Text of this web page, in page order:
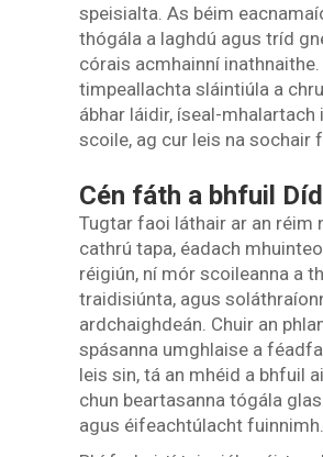
speisialta. As béim
thógála a laghdú agus tríd
córais acmhainní
timpeallachta sláintiúla a
ábhar láidir, íseal-
scoile, ag cur leis na sochair
Cén fáth a bhfuil
Tugtar faoi láthair ar an réim
cathrú tapa, éadach
réigiún, ní mór scoileanna a
traidisiúnta, agus
ardchaighdeán. Chuir an
spásanna umghlaise a
leis sin, tá an mhéid a bhfuil
chun beartasanna tógála
agus éifeachtúlacht fuinnimh.